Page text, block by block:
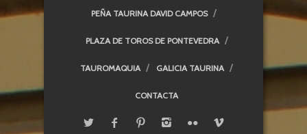
PEÑA TAURINA DAVID CAMPOS
PLAZA DE TOROS DE PONTEVEDRA
TAUROMAQUIA GALICIA TAURINA
CONTACTA